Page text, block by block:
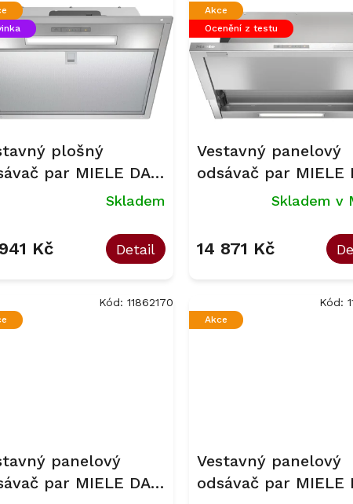
plošný
par MIELE DAE
Skladem
Kč Detail
Akce
Ocenění z testu
Vestavný panelový
odsávač par MIELE
Skladem v
14 871 Kč
panelový
par MIELE DAS
Kód: 11862170
Akce
Vestavný panelový
odsávač par MIELE
Kód: